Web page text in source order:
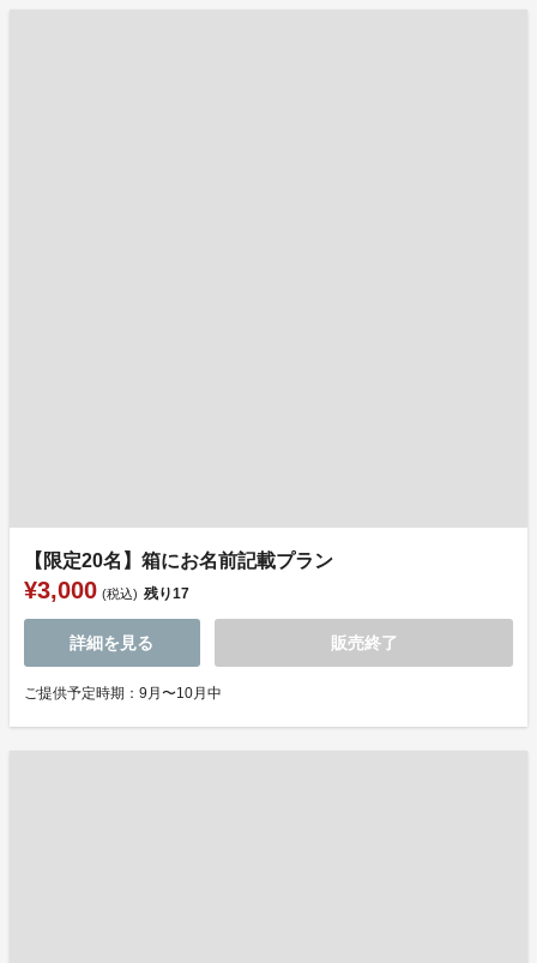
【限定20名】箱にお名前記載プラン
¥3,000 (税込) 残り17
詳細を見る 販売終了
ご提供予定時期：9月〜10月中